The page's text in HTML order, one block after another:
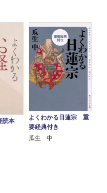
読本
よくわかる日蓮宗 重
要経典付き
瓜生 中